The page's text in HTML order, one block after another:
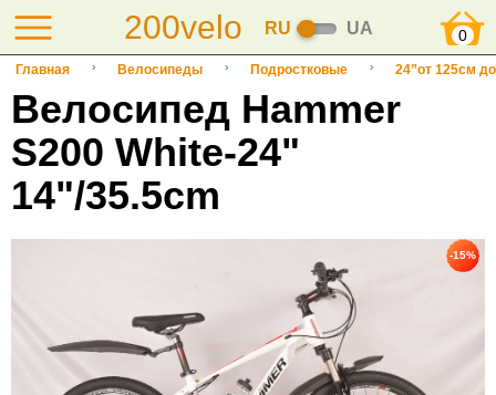
200velo RU UA 0
Главная Велосипеды Подростковые 24”от 125см
Велосипед Hammer
S200 White-24"
14"/35.5cm
-15%